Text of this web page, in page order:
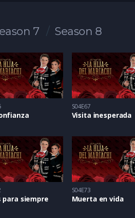
7 Season 8
S04E67
Visita inesperada
para siempre
S04E73
Muerta en vida